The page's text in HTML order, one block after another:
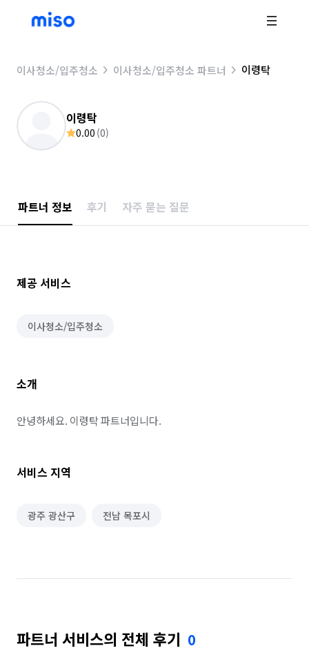
이사청소/입주청소 이사청소/입주청소 파트너 이령탁
이령탁
0.00 (0)
파트너 정보 후기 자주 묻는 질문
제공 서비스
이사청소/입주청소
소개
안녕하세요. 이령탁 파트너입니다.
서비스 지역
광주 광산구 전남 목포시
파트너 서비스의 전체 후기 0